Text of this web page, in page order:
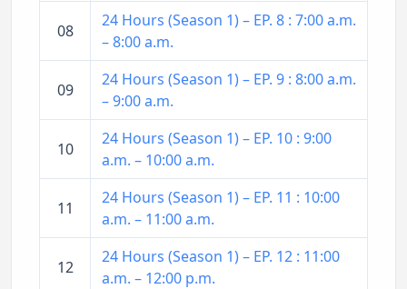
08
24 Hours (Season 1) – EP. 8 : 7:00 a.m.
– 8:00 a.m.
09
24 Hours (Season 1) – EP. 9 : 8:00 a.m.
– 9:00 a.m.
10
24 Hours (Season 1) – EP. 10 : 9:00
a.m. – 10:00 a.m.
11
24 Hours (Season 1) – EP. 11 : 10:00
a.m. – 11:00 a.m.
12
24 Hours (Season 1) – EP. 12 : 11:00
a.m. – 12:00 p.m.